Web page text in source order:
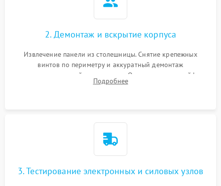
2. Демонтаж и вскрытие корпуса
Извлечение панели из столешницы. Снятие крепежных
винтов по периметру и аккуратный демонтаж
стеклокерамической поверхности. Отсоединение шлейфов
сенсорного блока для доступа к силовым платам, катушкам
Подробнее
3. Тестирование электронных и силовых узлов